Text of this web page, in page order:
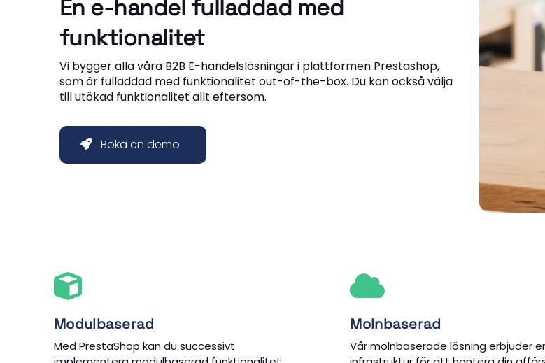
En e-handel fulladdad med
funktionalitet
Vi bygger alla våra B2B E-handelslösningar i plattformen Prestashop,
som är fulladdad med funktionalitet out-of-the-box. Du kan också välja
till utökad funktionalitet allt eftersom.
Boka en demo
Modulbaserad
Med PrestaShop kan du successivt
Molnbaserad
Vår molnbaserade lösning erbjuder